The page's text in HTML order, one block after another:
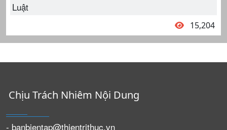
Luật
15,204
Chịu Trách Nhiêm Nội Dung
- banbientap@thientrithuc.vn